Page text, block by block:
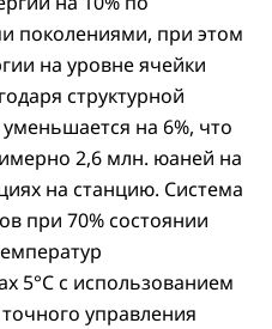
поколениями, при этом
на уровне ячейки
структурной
на 6%, что
2,6 млн. юаней на
на станцию. Система
при 70% состоянии
5°C с использованием
управления